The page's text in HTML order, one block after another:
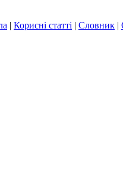
| Корисні статті | Словник |